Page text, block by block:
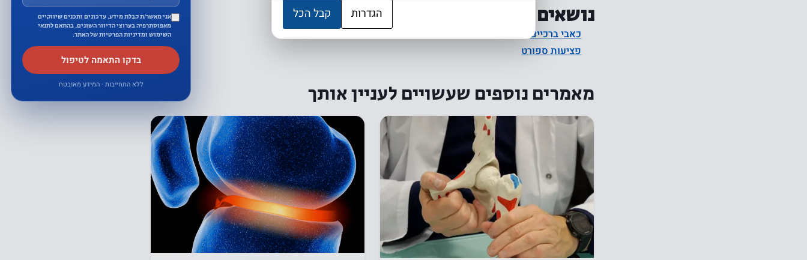
נושאים נוספים שיכולים לעניין אתכם:
כאבי ברכיים
פציעות ספורט
מאמרים נוספים שעשויים לעניין אותך
הגדרות קבל הכל
אני מאשר/ת קבלת מידע, עדכונים ותכנים שיווקיים
מאפוסתרפיה בערוצי הדיוור השונים, בהתאם לתנאי
השימוש ומדיניות הפרטיות של האתר.
בדקו התאמה לטיפול
ללא התחייבות · המידע מאובטח